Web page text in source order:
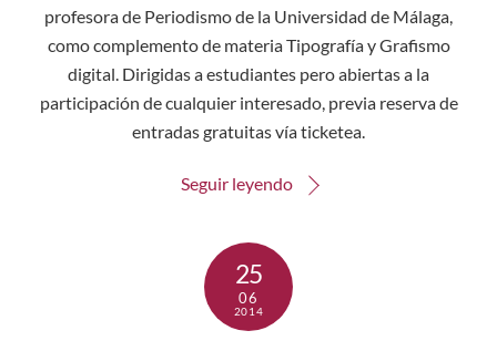
profesora de Periodismo de la Universidad de Málaga,
como complemento de materia Tipografía y Grafismo
digital. Dirigidas a estudiantes pero abiertas a la
participación de cualquier interesado, previa reserva de
entradas gratuitas vía ticketea.
Seguir leyendo
25
06
2014